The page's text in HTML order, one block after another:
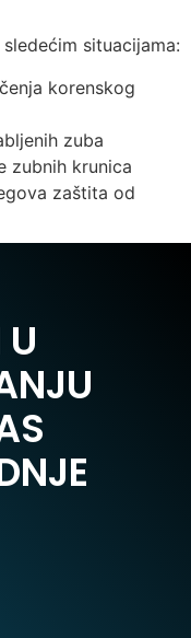
situacijama:
korenskog
zuba
zubnih krunica
zaštita od